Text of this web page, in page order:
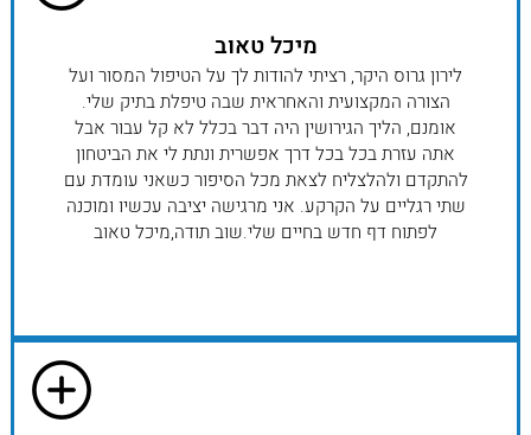
מיכל טאוב
לירון גרוס היקר, רציתי להודות לך על הטיפול המסור ועל
הצורה המקצועית והאחראית שבה טיפלת בתיק שלי.
אומנם, הליך הגירושין היה דבר בכלל לא קל עבור אבל
אתה עזרת בכל בכל דרך אפשרית ונתת לי את הביטחון
להתקדם ולהלצליח לצאת מכל הסיפור כשאני עומדת עם
שתי רגליים על הקרקע. אני מרגישה יציבה עכשיו ומוכנה
לפתוח דף חדש בחיים שלי.שוב תודה,מיכל טאוב